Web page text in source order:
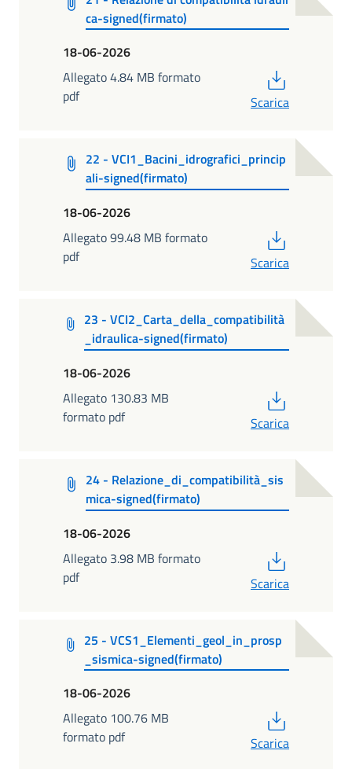
ca-signed(firmato)
18-06-2026
Allegato 4.84 MB formato
pdf
Scarica
22 - VCI1_Bacini_idrografici_princip
ali-signed(firmato)
18-06-2026
Allegato 99.48 MB formato
pdf
Scarica
23 - VCI2_Carta_della_compatibilità
_idraulica-signed(firmato)
18-06-2026
Allegato 130.83 MB
formato pdf
Scarica
24 - Relazione_di_compatibilità_sis
mica-signed(firmato)
18-06-2026
Allegato 3.98 MB formato
pdf
Scarica
25 - VCS1_Elementi_geol_in_prosp
_sismica-signed(firmato)
18-06-2026
Allegato 100.76 MB
formato pdf
Scarica